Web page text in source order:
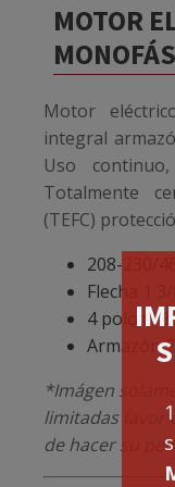
MOTOR
Motor
integral
Uso
Totalmente
(TEFC)
208-230/
Flecha 1 3/
4 polos
Armazón
*Imágen
limitadas favor
de hacer su